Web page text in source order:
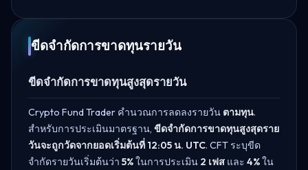
ขีดจำกัดการขาดทุนรายวัน
ขีดจำกัดการขาดทุนสูงสุดรายวัน
Crypto Fund Trader คำนวณการลดลงรายวัน ตามทุน.
สำหรับการประเมินมาตรฐาน, ขีดจำกัดการขาดทุนสูงสุดราย
วันจะถูกวัดจากยอดเริ่มต้นที่ 12:05 น. UTC. CFT ระบุขีด
จำกัดรายวันเริ่มต้นว่า 5%ในการประเมิน 2 เฟส และ 4%ใน